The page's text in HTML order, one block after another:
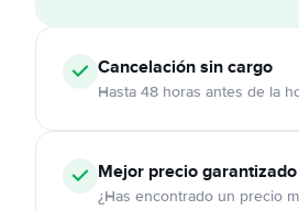
Cancelaciónsin cargo
Hasta 48 horas antes de la
Mejor precio garantizado
¿Has encontrado un precio